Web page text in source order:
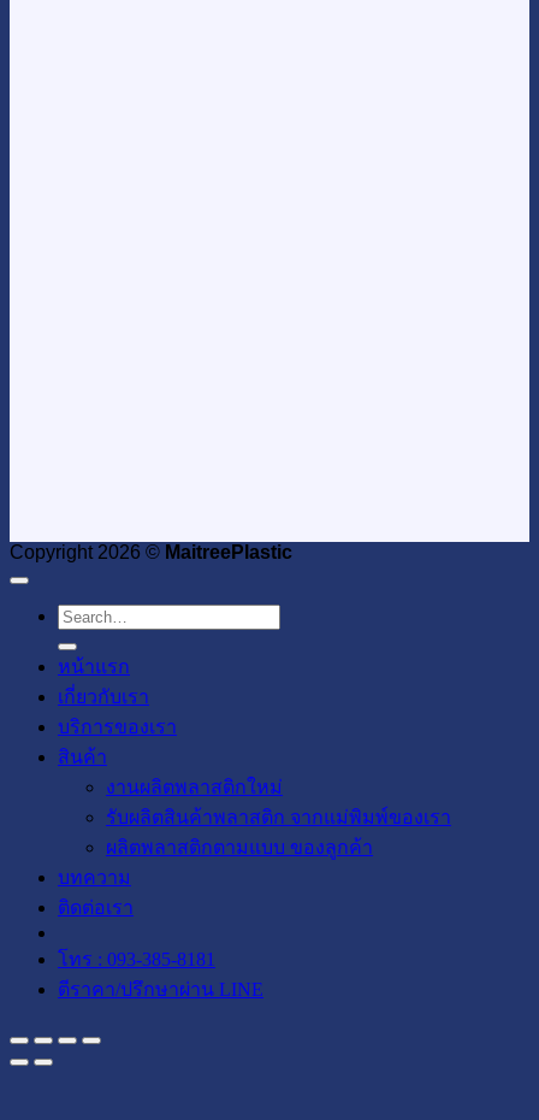
Copyright 2026 © MaitreePlastic
Search
for:
หน้าแรก
เกี่ยวกับเรา
บริการของเรา
สินค้า
งานผลิตพลาสติกใหม่
รับผลิตสินค้าพลาสติก จากแม่พิมพ์ของเรา
ผลิตพลาสติกตามแบบ ของลูกค้า
บทความ
ติดต่อเรา
โทร : 093-385-8181
ตีราคา/ปรึกษาผ่าน LINE